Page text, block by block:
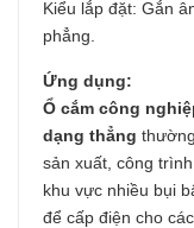
Kiểu lắp đặt: Gắn
phẳng.
Ứng dụng:
Ổ cắm công
dạng thẳng
sản xuất, công
khu vực nhiều bụi
để cấp điện cho